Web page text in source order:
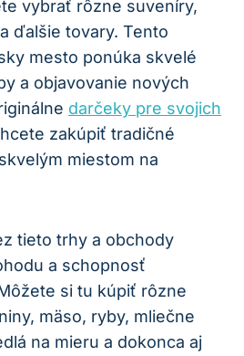
vybrať rôzne suveníry,
ďalšie tovary. Tento
mesto ponúka skvelé
a objavovanie nových
darčeky pre svojich
zakúpiť tradičné
miestom na
tieto trhy a obchody
a schopnosť
si tu kúpiť rôzne
mäso, ryby, mliečne
na mieru a dokonca aj